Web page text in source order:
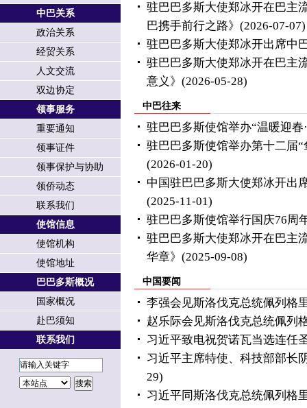
中巴关系
政治关系
经贸关系
人文交流
双边协定
领事服务
重要通知
领事证件
领事保护与协助
领侨动态
联系我们
使馆信息
使馆机构
使馆地址
巴巴多斯概况
国家概况
赴巴须知
联系我们
驻巴巴多斯大使郑冰开在巴主
巴携手前行之路》 (2026-07-07)
驻巴巴多斯大使郑冰开出席中
驻巴巴多斯大使郑冰开在巴主
意义》 (2026-05-28)
中巴往来
驻巴巴多斯使馆举办“温暖迎
驻巴巴多斯使馆举办第十二届
(2026-01-20)
中国驻巴巴多斯大使郑冰开出
(2025-11-01)
驻巴巴多斯使馆举行国庆76周
驻巴巴多斯大使郑冰开在巴主
华章》 (2025-09-08)
中国要闻
李强会见斯洛伐克总统佩列格
赵乐际会见斯洛伐克总统佩列
习近平致电祝贺诺瓦当选连任
习近平主席特使、科技部部长
29)
习近平同斯洛伐克总统佩列格